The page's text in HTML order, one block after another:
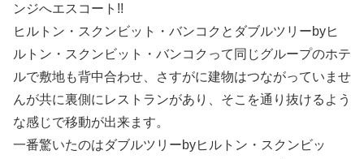
ンジへエスコート!!
ヒルトン・スクンビット・バンコクとダブルツリーbyヒ
ルトン・スクンビット・バンコクって同じグループのホテ
ルで敷地も背中合わせ、さすがに建物はつながっていませ
んが共に裏側にレストランがあり、そこを通り抜けるよう
な感じで移動が出来ます。
一番驚いたのはダブルツリーbyヒルトン・スクンビッ